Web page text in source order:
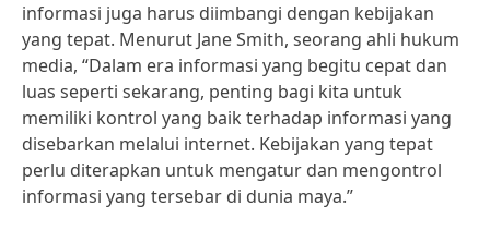
informasi juga harus diimbangi dengan kebijakan
yang tepat. Menurut Jane Smith, seorang ahli hukum
media, “Dalam era informasi yang begitu cepat dan
luas seperti sekarang, penting bagi kita untuk
memiliki kontrol yang baik terhadap informasi yang
disebarkan melalui internet. Kebijakan yang tepat
perlu diterapkan untuk mengatur dan mengontrol
informasi yang tersebar di dunia maya.”